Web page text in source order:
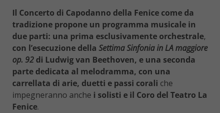
Il Concerto di Capodanno della Fenice come da
tradizione propone un pro­gramma musicale in
due parti: una prima esclusivamente orchestrale,
con l’ese­cuzione della Settima Sinfonia in LA maggiore
op. 92 di Ludwig van Beethoven, e una seconda
parte dedicata al melodramma, con una
carrellata di arie, duetti e passi corali che
impegneranno anche i solisti e il Coro del Teatro La
Fenice.